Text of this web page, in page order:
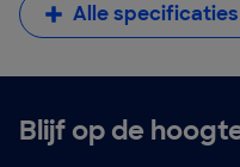
Alle specificaties
Blijf op de